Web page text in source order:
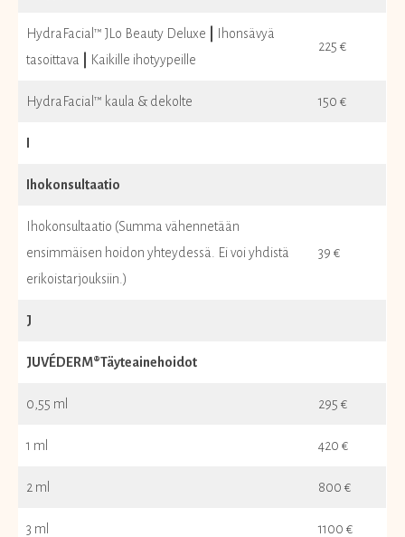
HydraFacial™ JLo Beauty Deluxe
Ihonsävyä
tasoittava
Kaikille ihotyypeille
225 €
HydraFacial™ kaula & dekolte 150 €
Ihokonsultaatio
Ihokonsultaatio (Summa vähennetään
ensimmäisen hoidon yhteydessä. Ei voi yhdistä
erikoistarjouksiin.)
39 €
J
JUVÉDERM®Täyteainehoidot
0,55 ml 295 €
1 ml 420 €
2 ml 800 €
3 ml 1100 €